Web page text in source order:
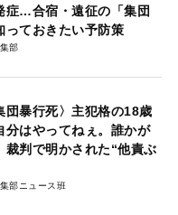
症…合宿・遠征の「集団
っておきたい予防策
部
団暴行死〉主犯格の18歳
分はやってねぇ。誰かが
裁判で明かされた“他責ぶ
部ニュース班